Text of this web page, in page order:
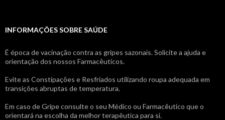
INFORMAÇÕES SOBRE SAÚDE
É época de vacinação contra as gripes sazonais. Solicite a ajuda e
orientação dos nossos Farmacêuticos.
Evite as Constipações e Resfriados utilizando roupa adequada em
transições abruptas de temperatura.
Em caso de Gripe consulte o seu Médico ou Farmacêutico que o
orientará na escolha da melhor terapêutica para si.